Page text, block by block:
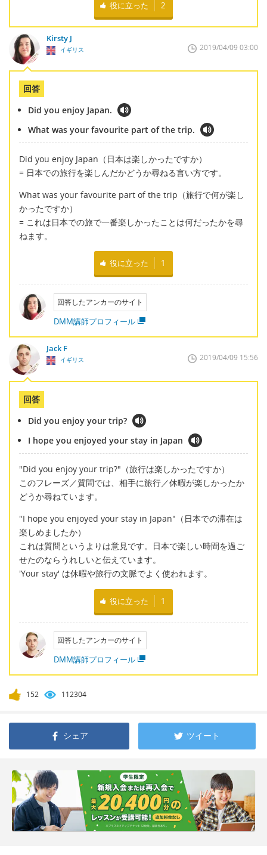
役に立った 2
Kirsty J
イギリス 2019/04/09 03:00
回答
Did you enjoy Japan.
What was your favourite part of the trip.
Did you enjoy Japan（日本は楽しかったですか）
= 日本での旅行を楽しんだかどうか尋ねる言い方です。
What was your favourite part of the trip（旅行で何が楽し
かったですか）
= これは日本での旅で一番楽しかったことは何だったかを尋
ねます。
役に立った 1
回答したアンカーのサイト
DMM講師プロフィール
Jack F
イギリス 2019/04/09 15:56
回答
Did you enjoy your trip?
I hope you enjoyed your stay in Japan
"Did you enjoy your trip?"（旅行は楽しかったですか）
このフレーズ／質問では、相手に旅行／休暇が楽しかったか
どうか尋ねています。
"I hope you enjoyed your stay in Japan"（日本での滞在は
楽しめましたか）
これは質問というよりは意見です。日本で楽しい時間を過ご
せたのならうれしいと伝えています。
'Your stay' は休暇や旅行の文脈でよく使われます。
役に立った 1
回答したアンカーのサイト
DMM講師プロフィール
152 112304
シェア ツイート